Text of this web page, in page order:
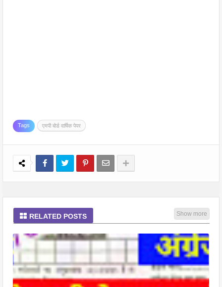
Tags एमपी बोर्ड वार्षिक पेपर
RELATED POSTS Show more